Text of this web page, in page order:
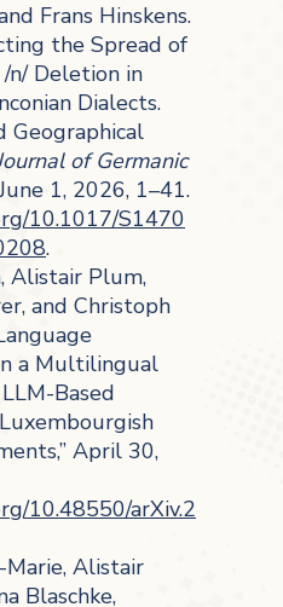
Frans Hinskens.
the Spread of
n/ Deletion in
Dialects.
Geographical
of Germanic
1, 2026, 1–41.
10.1017/S1470
.
Alistair Plum,
and Christoph
a Multilingual
Based
April 30,
10.48550/arXiv.2
Alistair
Blaschke,